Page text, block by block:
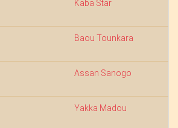
Kaba Star
Baou Tounkara
Assan Sanogo
Yakka Madou